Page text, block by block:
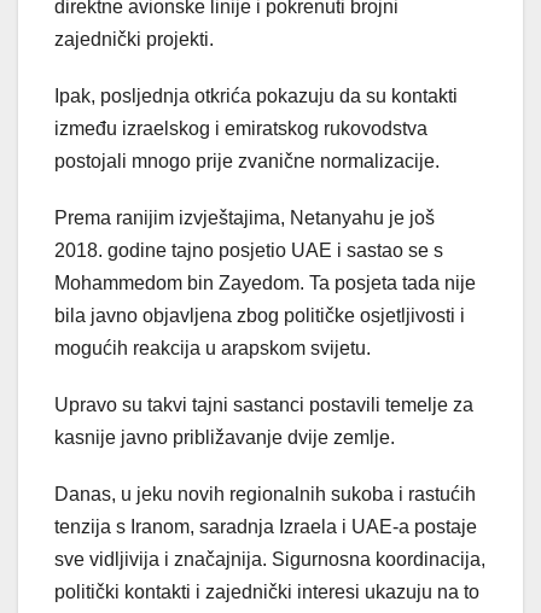
direktne avionske linije i pokrenuti brojni
zajednički projekti.
Ipak, posljednja otkrića pokazuju da su kontakti
između izraelskog i emiratskog rukovodstva
postojali mnogo prije zvanične normalizacije.
Prema ranijim izvještajima, Netanyahu je još
2018. godine tajno posjetio UAE i sastao se s
Mohammedom bin Zayedom. Ta posjeta tada nije
bila javno objavljena zbog političke osjetljivosti i
mogućih reakcija u arapskom svijetu.
Upravo su takvi tajni sastanci postavili temelje za
kasnije javno približavanje dvije zemlje.
Danas, u jeku novih regionalnih sukoba i rastućih
tenzija s Iranom, saradnja Izraela i UAE-a postaje
sve vidljivija i značajnija. Sigurnosna koordinacija,
politički kontakti i zajednički interesi ukazuju na to